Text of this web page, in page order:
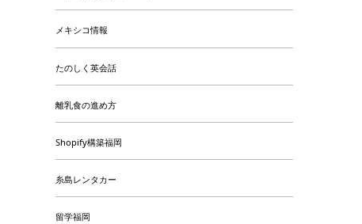
メキシコ情報
たのしく英会話
離乳食の進め方
Shopify構築福岡
糸島レンタカー
留学福岡